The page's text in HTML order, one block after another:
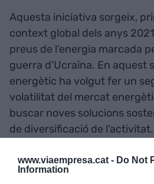
www.viaempresa.cat - Do Not
Information
Aquesta iniciativa sorgeix,
context global dels anys
preus de l’energia marcada
guerra d’Ucraïna. En aquest
energètic ha volgut fer un
volatilitat del mercat
buscar noves solucions
de diversificació de l’activitat.
no es tenen en compte com
mantenir l’estabilitat d’un